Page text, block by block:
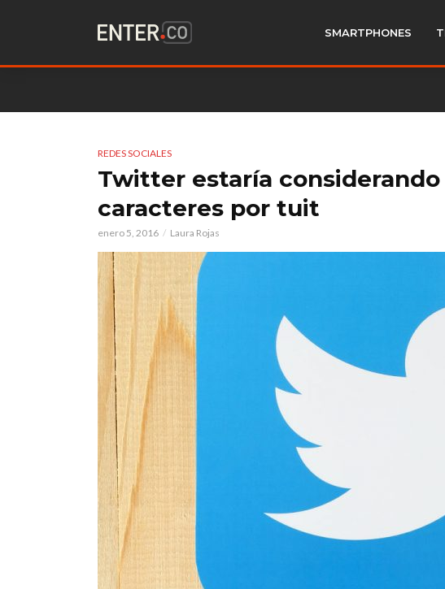
SMARTPHONES
REDES SOCIALES
Twitter estaría
caracteres por tuit
enero 5, 2016 Laura Rojas